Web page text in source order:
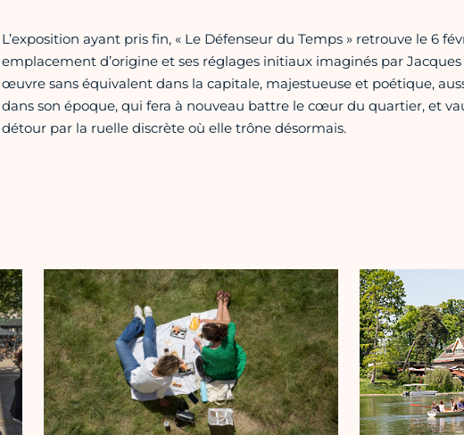
L’exposition ayant pris fin, « Le Défenseur du Temps » retrouve le 6
emplacement d’origine et ses réglages initiaux imaginés par
œuvre sans équivalent dans la capitale, majestueuse et poétique,
dans son époque, qui fera à nouveau battre le cœur du quartier, et
détour par la ruelle discrète où elle trône désormais.